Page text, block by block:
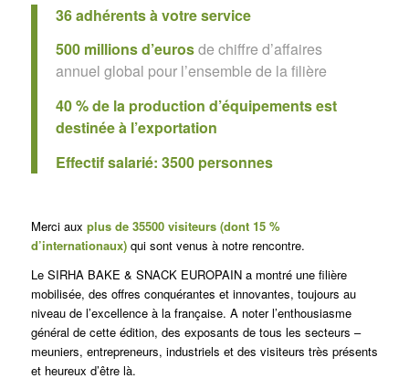
36 adhérents à votre service
500 millions d’eurosde chiffre d’affaires
annuel global pour l’ensemble de la filière
40 % de la production d’équipements est
destinée à l’exportation
Effectif salarié: 3500 personnes
Merci aux plus de 35500 visiteurs (dont 15 %
d’internationaux)qui sont venus à notre rencontre.
Le SIRHA BAKE & SNACK EUROPAIN a montré une filière
mobilisée, des offres conquérantes et innovantes, toujours au
niveau de l’excellence à la française. A noter l’enthousiasme
général de cette édition, des exposants de tous les secteurs –
meuniers, entrepreneurs, industriels et des visiteurs très présents
et heureux d’être là.